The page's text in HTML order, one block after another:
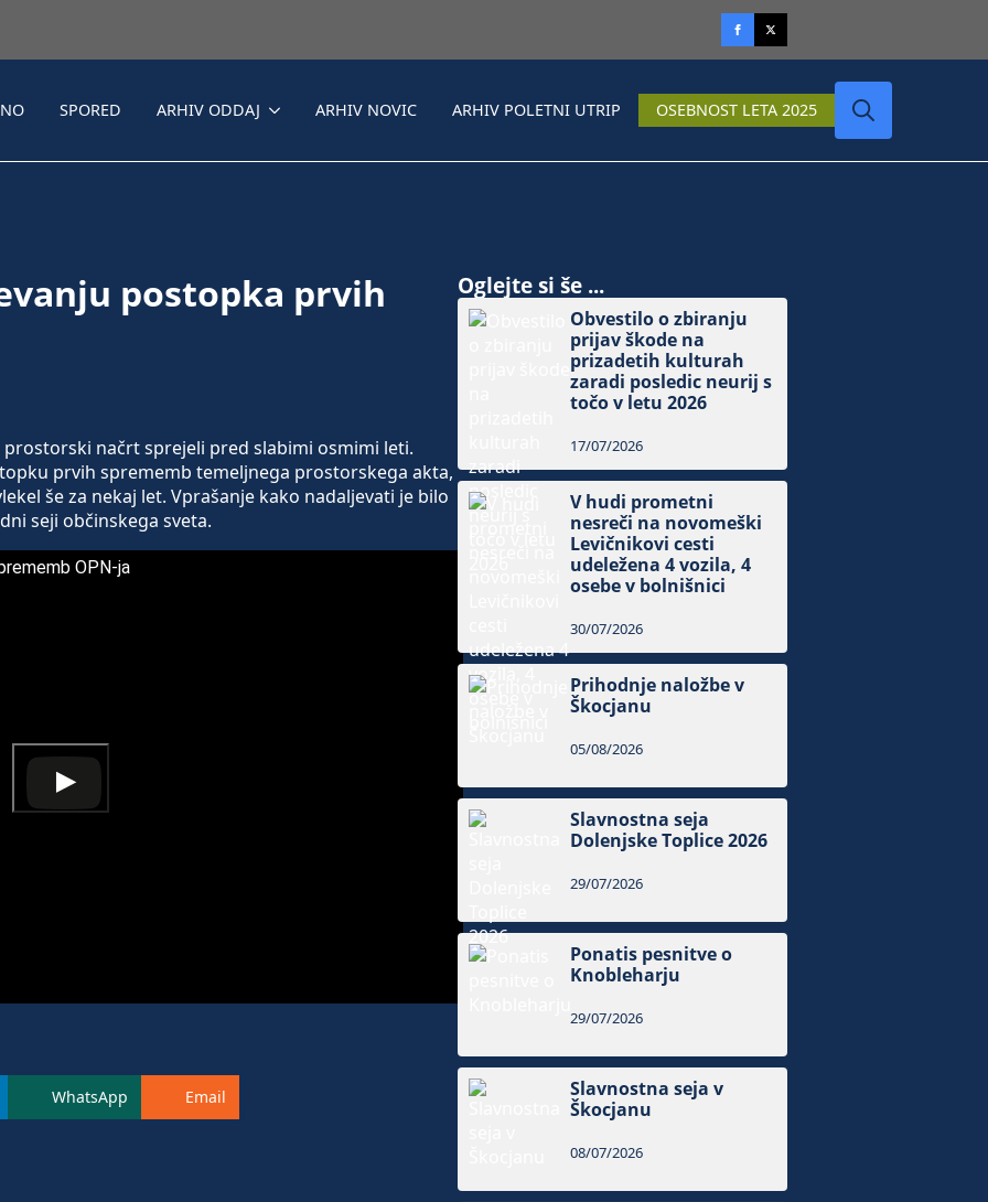
SPORED ARHIV ODDAJ ARHIV NOVIC ARHIV POLETNI UTRIP OSEBNOST LETA 2025
postopka prvih
prostorski načrt sprejeli pred slabimi osmimi leti.
prvih sprememb temeljnega prostorskega akta,
še za nekaj let. Vprašanje kako nadaljevati je bilo
seji občinskega sveta.
OPN-ja
WhatsApp Email
Oglejte si še ...
Obvestilo o zbiranju
prijav škode na
prizadetih kulturah
zaradi posledic neurij s
točo v letu 2026
17/07/2026
V hudi prometni
nesreči na novomeški
Levičnikovi cesti
udeležena 4 vozila, 4
osebe v bolnišnici
30/07/2026
Prihodnje naložbe v
Škocjanu
05/08/2026
Slavnostna seja
Dolenjske Toplice 2026
29/07/2026
Ponatis pesnitve o
Knobleharju
29/07/2026
Slavnostna seja v
Škocjanu
08/07/2026